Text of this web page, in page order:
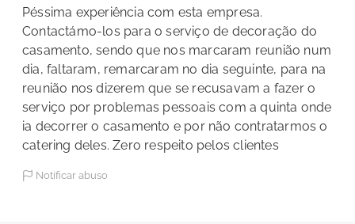
Péssima experiência com esta empresa.
Contactámo-los para o serviço de decoração do
casamento, sendo que nos marcaram reunião num
dia, faltaram, remarcaram no dia seguinte, para na
reunião nos dizerem que se recusavam a fazer o
serviço por problemas pessoais com a quinta onde
ia decorrer o casamento e por não contratarmos o
catering deles. Zero respeito pelos clientes
Notificar abuso